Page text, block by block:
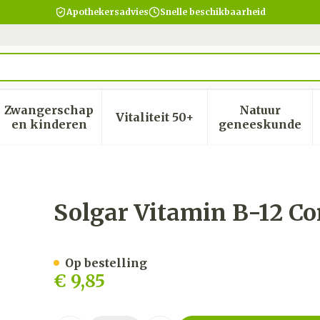
Apothekersadvies Snelle beschikbaarheid
verzorging en hygiëne categorie
voor Dieet, voeding en vitamines categorie
Zwangerschap
en kinderenToon submenu voor Zwangerschap en
Vitaliteit 50+Toon submenu voor
Natuur
geneeskunde
Toon
100x100mcg
Solgar Vitamin B-12
€ 9,85
Op bestelling